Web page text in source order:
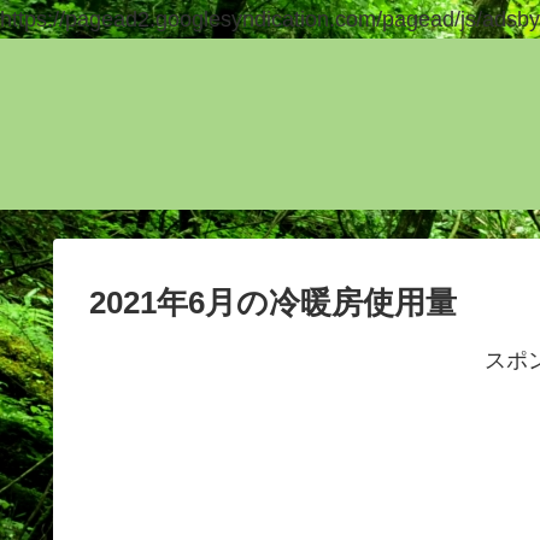
https://pagead2.googlesyndication.com/pagead/js/
2021年6月の冷暖房使用量
スポ